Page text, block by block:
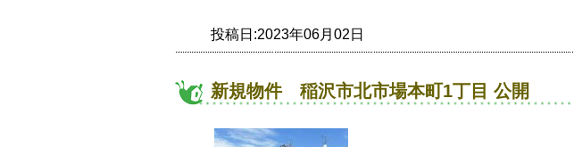
投稿日:2023年06月02日
新規物件 稲沢市北市場本町1丁目 公開